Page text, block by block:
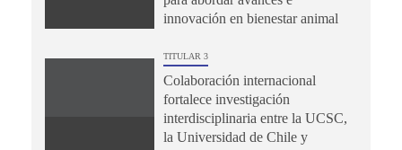
innovación en bienestar animal
TITULAR 3
Colaboración internacional
fortalece investigación
interdisciplinaria entre la UCSC,
la Universidad de Chile y